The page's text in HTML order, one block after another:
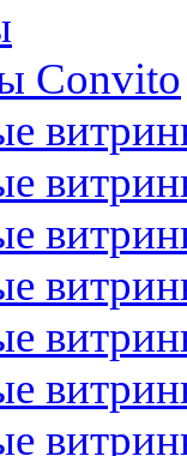
Convito